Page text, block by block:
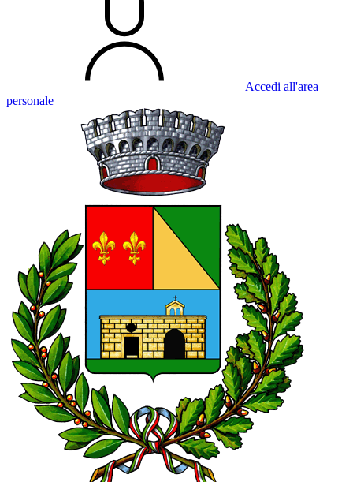
Accedi all'area
personale